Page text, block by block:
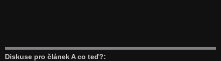
Diskuse pro článek A co teď?: